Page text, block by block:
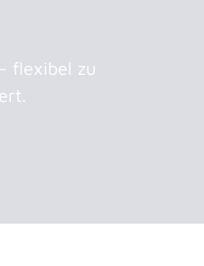
flexibel zu